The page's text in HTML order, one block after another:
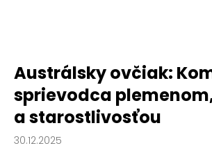
Austrálsky ovčiak:
sprievodca
a starostlivosťou
30.12.2025